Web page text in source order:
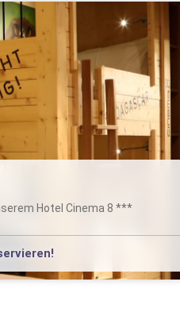
Hotel Cinema 8 ***